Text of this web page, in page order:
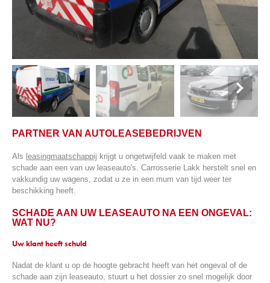
PARTNER VAN AUTOLEASEBEDRIJVEN
Als leasingmaatschappij krijgt u ongetwijfeld vaak te maken met
schade aan een van uw leaseauto's. Carrosserie Lakk herstelt snel en
vakkundig uw wagens, zodat u ze in een mum van tijd weer ter
beschikking heeft.
SCHADE AAN UW LEASEAUTO NA EEN ONGEVAL:
WAT NU?
Uw klant heeft schuld
Nadat de klant u op de hoogte gebracht heeft van het ongeval of de
schade aan zijn leaseauto, stuurt u het dossier zo snel mogelijk door